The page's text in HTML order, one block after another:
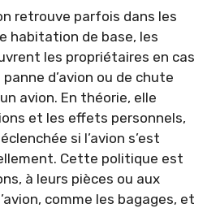
retrouve parfois dans les
habitation de base, les
les propriétaires en cas
d’avion ou de chute
avion. En théorie, elle
et les effets personnels,
si l’avion s’est
Cette politique est
à leurs pièces ou aux
comme les bagages, et